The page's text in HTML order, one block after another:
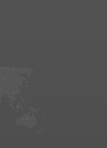
по обобщению